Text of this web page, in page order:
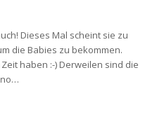
Dieses Mal scheint sie zu
die Babies zu bekommen.
haben :-) Derweilen sind die